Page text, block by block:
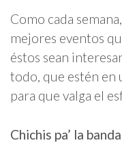
Como cada
mejores eventos
éstos sean
todo, que estén en
para que valga el
Chichis pa’ la banda